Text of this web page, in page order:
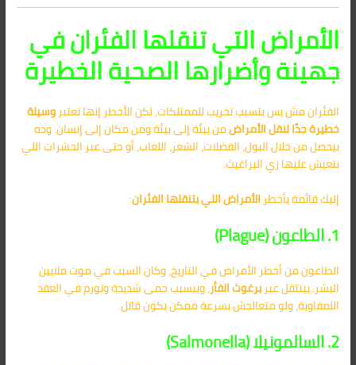
الأمراض التي تنقلها الفئران في
جهينة وأضرارها الصحية الخطيرة
الفئران مش بس بتسبب تخريب للممتلكات، لكن الأخطر إنها تعتبروسيلة
خطيرة جدًا لنقل الأمراضمن بيئة إلى بيئة ومن مكان إلى إنسان. وده
بيحصل من خلال البول، الفضلات، الشعر، اللعاب، أو حتى عبر الحشرات اللي
بتعيش عليها زي البراغيث.
إليك قائمة بأخطر الأمراض اللي بتنقلها الفئران:
1. الطاعون (Plague)
الطاعون من أخطر الأمراض في التاريخ، وكان السبب في موت ملايين
البشر. بينتقل عبربرغوث الفأر، وبيسبب حمى شديدة وتورم في العقد
اللمفاوية، ولو متعالجش بسرعة ممكن يكون قاتل.
2. السالمونيلا (Salmonella)